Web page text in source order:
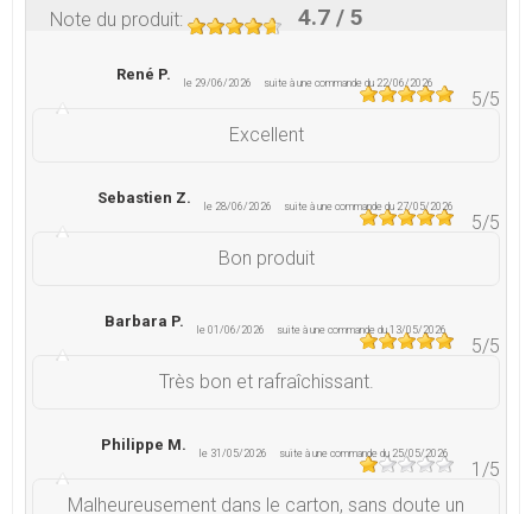
Note du produit: 4.7 / 5
René P. le 29/06/2026 suite à une commande du 22/06/2026
5/5
Excellent
Sebastien Z. le 28/06/2026 suite à une commande du 27/05/2026
5/5
Bon produit
Barbara P. le 01/06/2026 suite à une commande du 13/05/2026
5/5
Très bon et rafraîchissant.
Philippe M. le 31/05/2026 suite à une commande du 25/05/2026
1 /5
Malheureusement dans le carton, sans doute un